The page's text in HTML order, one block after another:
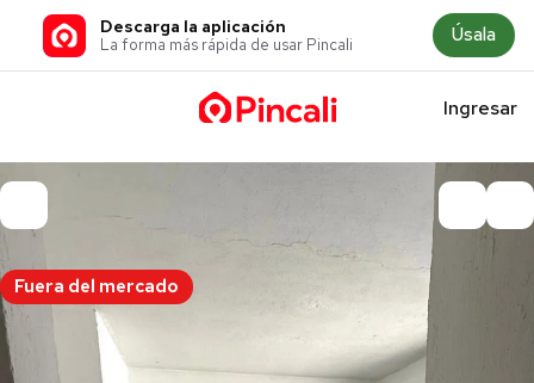
Descarga la aplicación
La forma más rápida de usar Pincali Úsala
Ingresar
Fuera del mercado